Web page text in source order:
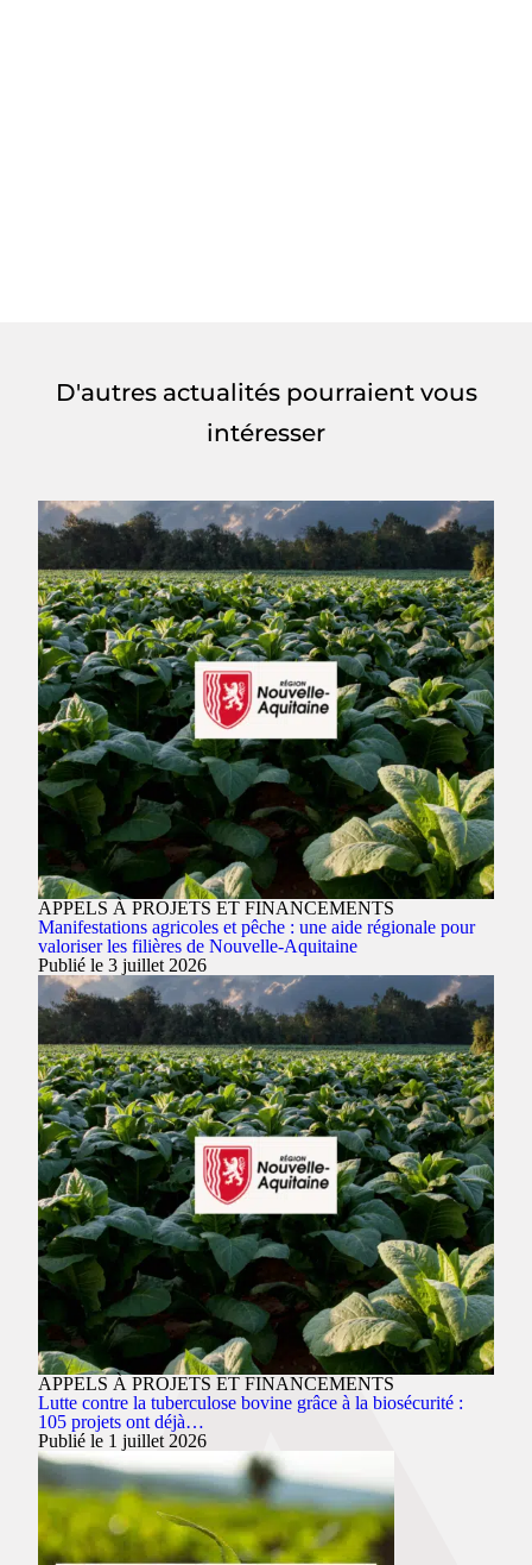
D'autres actualités pourraient vous
intéresser
APPELS À PROJETS ET FINANCEMENTS
Manifestations agricoles et pêche : une aide régionale pour
valoriser les filières de Nouvelle-Aquitaine
Publié le 3 juillet 2026
APPELS À PROJETS ET FINANCEMENTS
Lutte contre la tuberculose bovine grâce à la biosécurité :
105 projets ont déjà…
Publié le 1 juillet 2026